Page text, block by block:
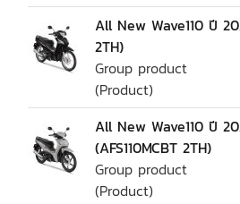
All New Wave110 ปี
2TH)
Group product
(Product)
All New Wave110 ปี
(AFS110MCBT 2TH)
Group product
(Product)